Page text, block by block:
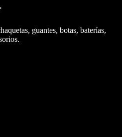
guantes, botas, baterías,